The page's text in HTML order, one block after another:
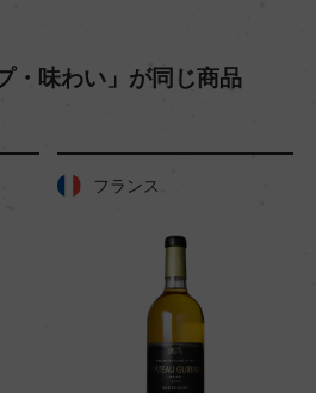
・味わい」が同じ商品
フランス